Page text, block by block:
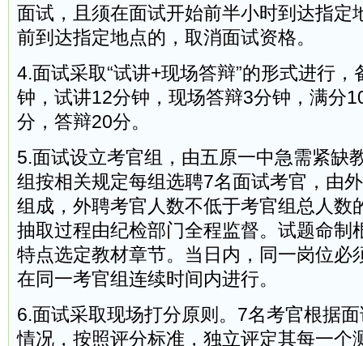
面试，且须在面试开始前半小时到达指定
前到达指定地点的，取消面试资格。
4.面试采取“试讲+现场答辩”的形式进行
钟，试讲12分钟，现场答辩3分钟，满分
分，答辩20分。
5.面试设立考官组，由五原一中急需紧缺
组按相关规定每组选聘7名面试考官，由
组成，外聘考官人数不低于考官组总人数
抽取过程由纪检部门全程监督。试题命制
特点选定教材章节。当日内，同一岗位必
在同一考官组连续时间内进行。
6.面试采取现场打分原则。7名考官根据
情况，按照评分标准，独立评定其每一个